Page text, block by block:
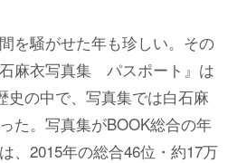
を騒がせた年も珍しい。その
麻衣写真集 パスポート』は
史の中で、写真集では白石麻
た。写真集がBOOK総合の年
、2015年の総合46位・約17万